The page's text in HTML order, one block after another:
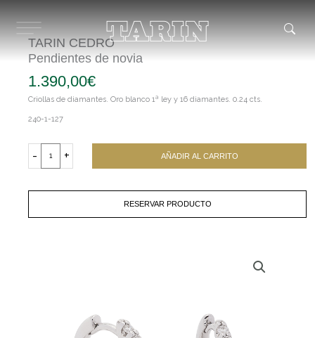
contenido
TARIN CEDRO
Pendientes de novia
1.390,00€
Criollas de diamantes. Oro blanco 1ª ley y 16 diamantes. 0.24 cts.
240-1-127
-
CEDRO
+ AÑADIR AL CARRITO
RESERVAR PRODUCTO